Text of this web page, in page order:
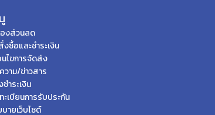
งส่วนลด
งซื้อและชำระเงิน
นไขการจัดส่ง
วาม/ข่าวสาร
ชำระเงิน
ะเบียนการรับประกัน
บายเว็บไซต์